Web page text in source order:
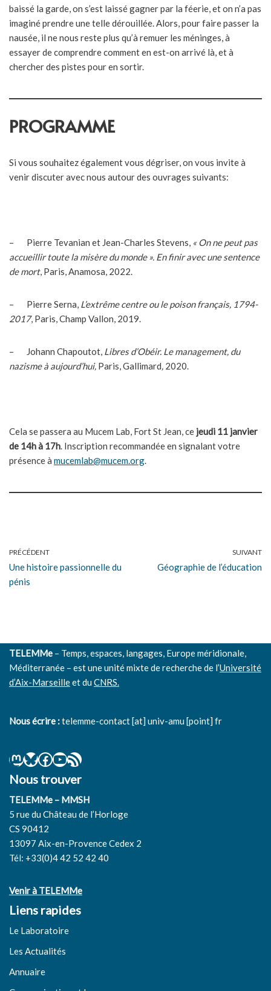
baissé la garde, on s’est laissé gagner par la féerie, et on n’a pas
imaginé prendre une telle dérouillée. Alors, pour faire passer la
nausée, il ne nous reste plus qu’à remuer les méninges, à
essayer de comprendre comment en est-on arrivé là, et à
chercher des pistes pour en sortir.
PROGRAMME
Si vous souhaitez également vous dégriser, on vous invite à
venir discuter avec nous autour des ouvrages suivants:
– Pierre Tevanian et Jean-Charles Stevens, « On ne peut pas
accueillir toute la misère du monde ». En finir avec une sentence
de mort, Paris, Anamosa, 2022.
– Pierre Serna, L’extrême centre ou le poison français, 1794-
2017, Paris, Champ Vallon, 2019.
– Johann Chapoutot, Libres d’Obéir. Le management, du
nazisme à aujourd’hui, Paris, Gallimard, 2020.
Cela se passera au Mucem Lab, Fort St Jean, ce jeudi 11 janvier
de 14h à 17h. Inscription recommandée en signalant votre
présence à mucemlab@mucem.org.
PRÉCÉDENT
Une histoire passionnelle du
pénis
SUIVANT
Géographie de l’éducation
TELEMMe – Temps, espaces, langages, Europe méridionale,
Méditerranée – est une unité mixte de recherche de l’Université
d’Aix-Marseilleet duCNRS.
Nous écrire :telemme-contact [at] univ-amu [point] fr
Nous trouver
TELEMMe – MMSH
5 rue du Château de l’Horloge
CS 90412
13097 Aix-en-Provence Cedex 2
Tél: +33(0)4 42 52 42 40
Venir à TELEMMe
Liens rapides
Le Laboratoire
Les Actualités
Annuaire